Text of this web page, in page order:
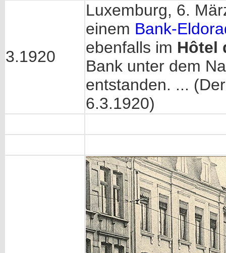
3.1920
Luxemburg, 6.
einem Bank-
ebenfalls im Hôtel
Bank unter dem
entstanden. ...
6.3.1920)